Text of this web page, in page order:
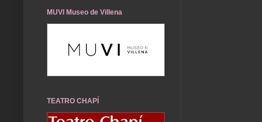
MUVI Museo de Villena
TEATRO CHAPÍ